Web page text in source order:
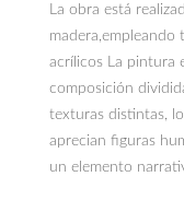
La obra está
acrílicos La pintura
composición
texturas distintas,
aprecian figuras
un elemento